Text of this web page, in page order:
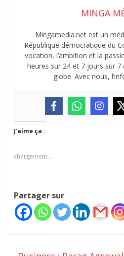
MINGA
Mingamedia.net est un
République démocratique du
vocation, l’ambition et la
heures sur 24 et 7 jours sur 7
globe. Avec nous,
J’aime ça :
chargement…
Partager sur